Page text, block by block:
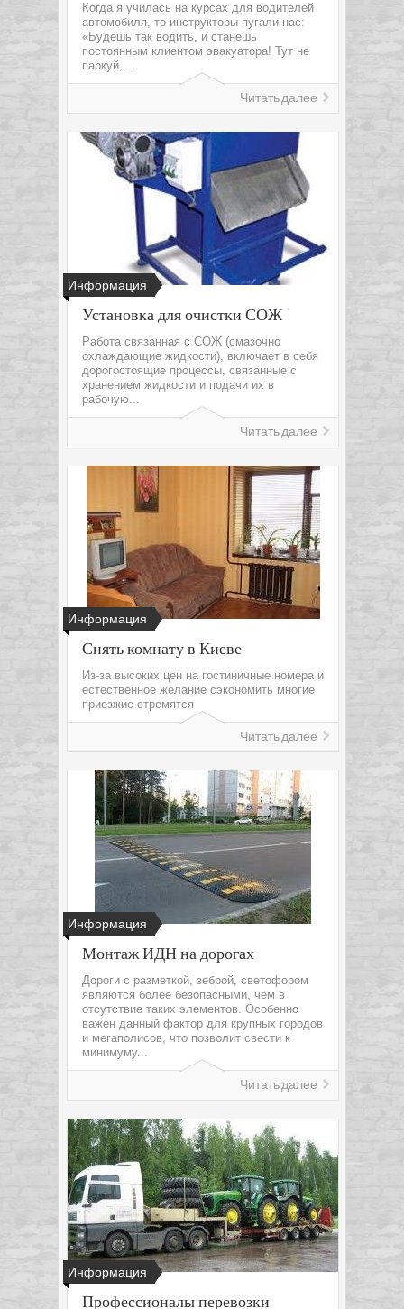
Когда я училась на курсах для водителей
автомобиля, то инструкторы пугали нас:
«Будешь так водить, и станешь
постоянным клиентом эвакуатора! Тут не
паркуй,...
Читать далее
Информация
Установка для очистки СОЖ
Работа связанная с СОЖ (смазочно
охлаждающие жидкости), включает в себя
дорогостоящие процессы, связанные с
хранением жидкости и подачи их в
рабочую...
Читать далее
Информация
Снять комнату в Киеве
Из-за высоких цен на гостиничные номера и
естественное желание сэкономить многие
приезжие стремятся
Читать далее
Информация
Монтаж ИДН на дорогах
Дороги с разметкой, зеброй, светофором
являются более безопасными, чем в
отсутствие таких элементов. Особенно
важен данный фактор для крупных городов
и мегаполисов, что позволит свести к
минимуму...
Читать далее
Информация
Профессионалы перевозки